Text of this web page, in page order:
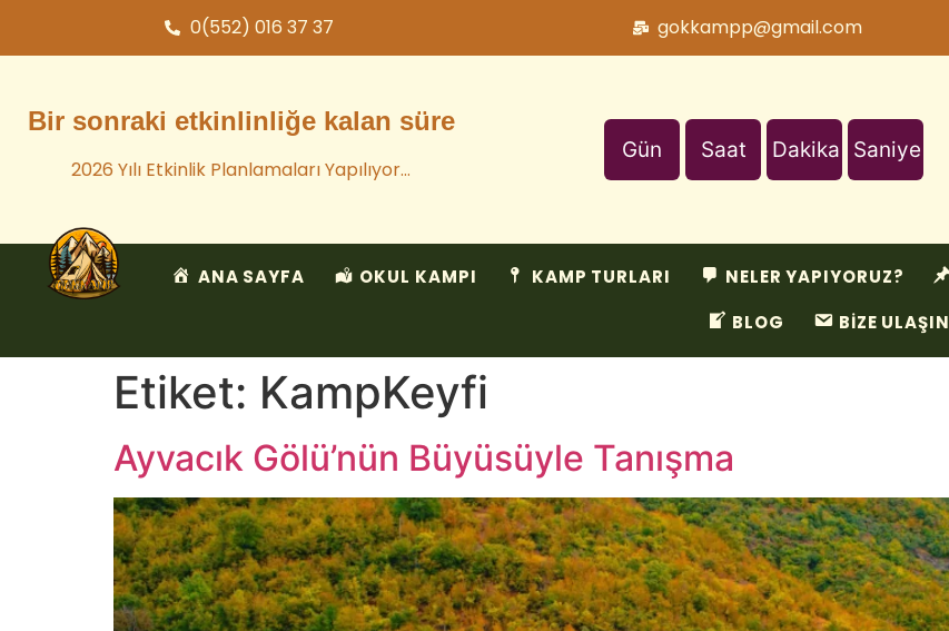
0(552) 016 37 37 gokkampp@gmail.com
Bir sonraki etkinlinliğe kalan süre
2026 Yılı Etkinlik Planlamaları Yapılıyor…
Gün Saat Dakika Saniye
ANA SAYFA OKUL KAMPI KAMP TURLARI NELER YAPIYORUZ?
BLOG
BİZE ULAŞIN
Etiket: KampKeyfi
Ayvacık Gölü’nün Büyüsüyle Tanışma